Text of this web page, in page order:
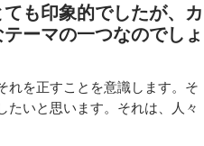
も印象的でしたが、カ
ーマの一つなのでしょ
を正すことを意識します。そ
たいと思います。それは、人々